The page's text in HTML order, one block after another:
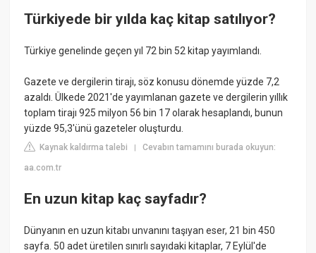
Türkiyede bir yılda kaç kitap satılıyor?
Türkiye genelinde geçen yıl 72 bin 52 kitap yayımlandı.
Gazete ve dergilerin tirajı, söz konusu dönemde yüzde 7,2
azaldı. Ülkede 2021'de yayımlanan gazete ve dergilerin yıllık
toplam tirajı 925 milyon 56 bin 17 olarak hesaplandı, bunun
yüzde 95,3'ünü gazeteler oluşturdu.
Kaynak kaldırma talebi |Cevabın tamamını burada okuyun:
aa.com.tr
En uzun kitap kaç sayfadır?
Dünyanın en uzun kitabı unvanını taşıyan eser, 21 bin 450
sayfa. 50 adet üretilen sınırlı sayıdaki kitaplar, 7 Eylül'de